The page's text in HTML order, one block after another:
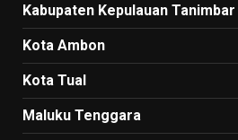
Kabupaten Kepulauan Tanimbar
Kota Ambon
Kota Tual
Maluku Tenggara